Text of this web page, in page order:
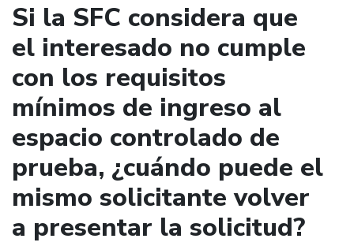
Si la SFC considera que
el interesado no cumple
con los requisitos
mínimos de ingreso al
espacio controlado de
prueba, ¿cuándo puede el
mismo solicitante volver
a presentar la solicitud?